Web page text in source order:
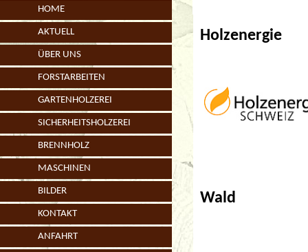
HOME
AKTUELL
ÜBER UNS
FORSTARBEITEN
GARTENHOLZEREI
SICHERHEITSHOLZEREI
BRENNHOLZ
MASCHINEN
BILDER
KONTAKT
ANFAHRT
Holzenergie
Wald